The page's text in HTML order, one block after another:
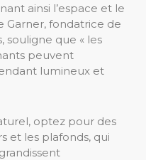
ainsi l’espace et le
Garner, fondatrice de
souligne que « les
peuvent
lumineux et
optez pour des
et les plafonds, qui